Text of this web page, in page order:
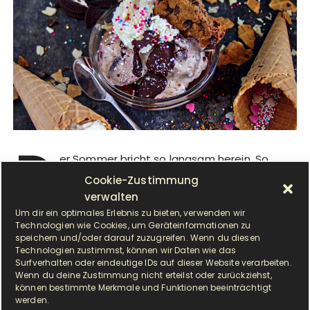
Cookie-Zustimmung
verwalten
Um dir ein optimales Erlebnis zu bieten, verwenden wir
Technologien wie Cookies, um Geräteinformationen zu
speichern und/oder darauf zuzugreifen. Wenn du diesen
Technologien zustimmst, können wir Daten wie das
Surfverhalten oder eindeutige IDs auf dieser Website verarbeiten.
Wenn du deine Zustimmung nicht erteilst oder zurückziehst,
können bestimmte Merkmale und Funktionen beeinträchtigt
werden.
D er Sommer bricht so langsam herein. So
kommt bald die schönste Jahreszeit im
ganzen Jahr für mich und nachdem es…
WEITERLESEN